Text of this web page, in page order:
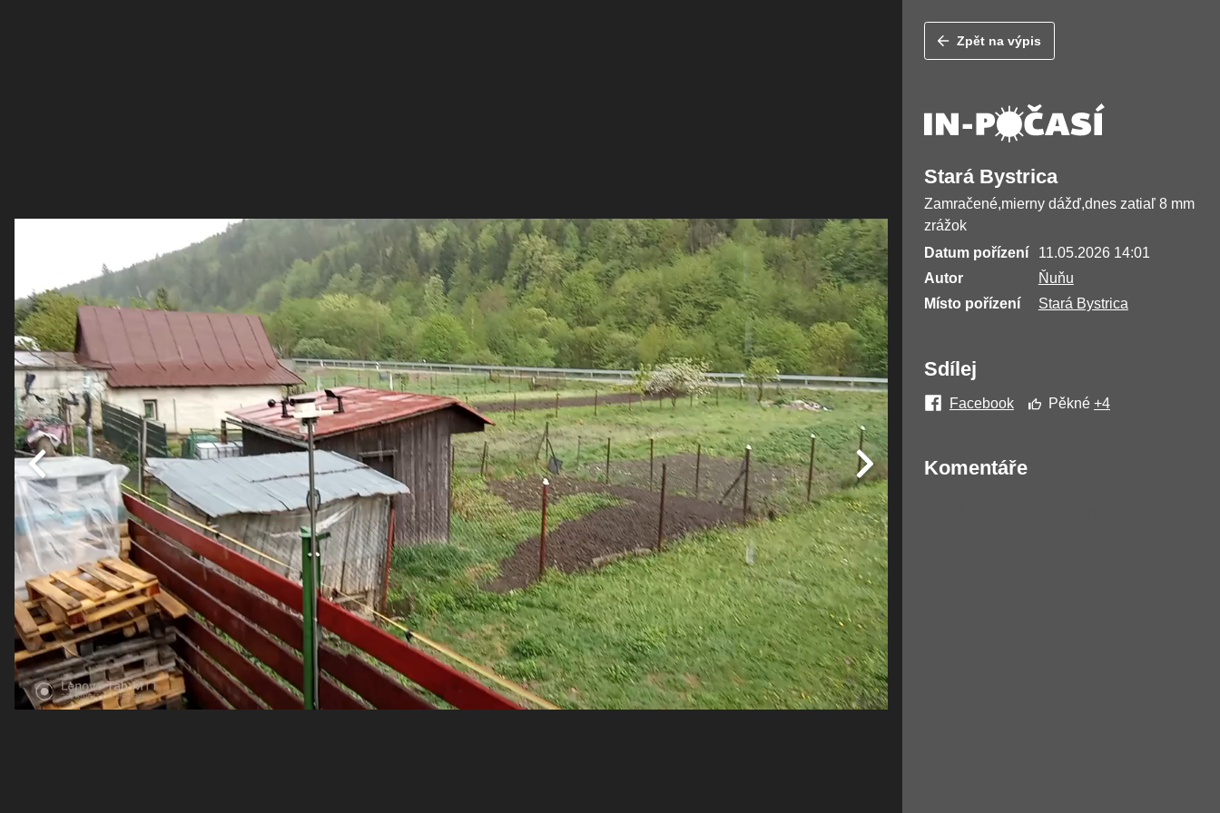
Zpět na výpis
Stará Bystrica
Zamračené,mierny dážď,dnes zatiaľ 8 mm
zrážok
Datum pořízení
11.05.2026 14:01
Autor
Ňuňu
Místo pořízení
Stará Bystrica
Sdílej
Facebook Pěkné +4
Komentáře